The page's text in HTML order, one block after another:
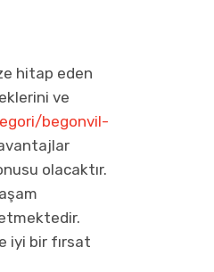
hitap eden
ve
begonvil-
olacaktır.
iyi bir fırsat